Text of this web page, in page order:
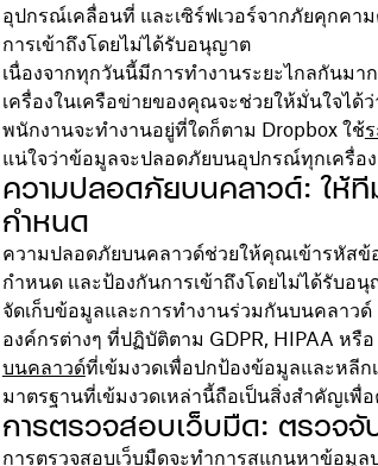
อุปกรณ์เคลื่อนที่ และเซิร์ฟเวอร์จากภัยคุกคา
การเข้าถึงโดยไม่ได้รับอนุญาต
เนื่องจากทุกวันนี้มีการทำงานระยะไกลกันม
เครื่องในเครือข่ายของคุณจะช่วยให้มั่นใจไ
พนักงานจะทำงานอยู่ที่ใดก็ตาม Dropbox ใช้
แน่ใจว่าข้อมูลจะปลอดภัยบนอุปกรณ์ทุกเครื่อง
ความปลอดภัยบนคลาวด์: ให้ที
กำหนด
ความปลอดภัยบนคลาวด์ช่วยให้คุณเข้ารหัส
กำหนด และป้องกันการเข้าถึงโดยไม่ได้รับอ
จัดเก็บข้อมูลและการทำงานร่วมกันบนคลาว
องค์กรต่างๆ ที่ปฏิบัติตาม GDPR, HIPAA หรื
บนคลาวด์ที่เข้มงวดเพื่อปกป้องข้อมูลและหลีก
มาตรฐานที่เข้มงวดเหล่านี้ถือเป็นสิ่งสำคัญเพื่
การตรวจสอบเว็บมืด: ตรวจจั
การตรวจสอบเว็บมืดจะทำการสแกนหาข้อมู